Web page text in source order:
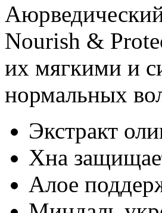
Nourish &
их мягкими и
нормальных
Экстракт
Хна
Алое